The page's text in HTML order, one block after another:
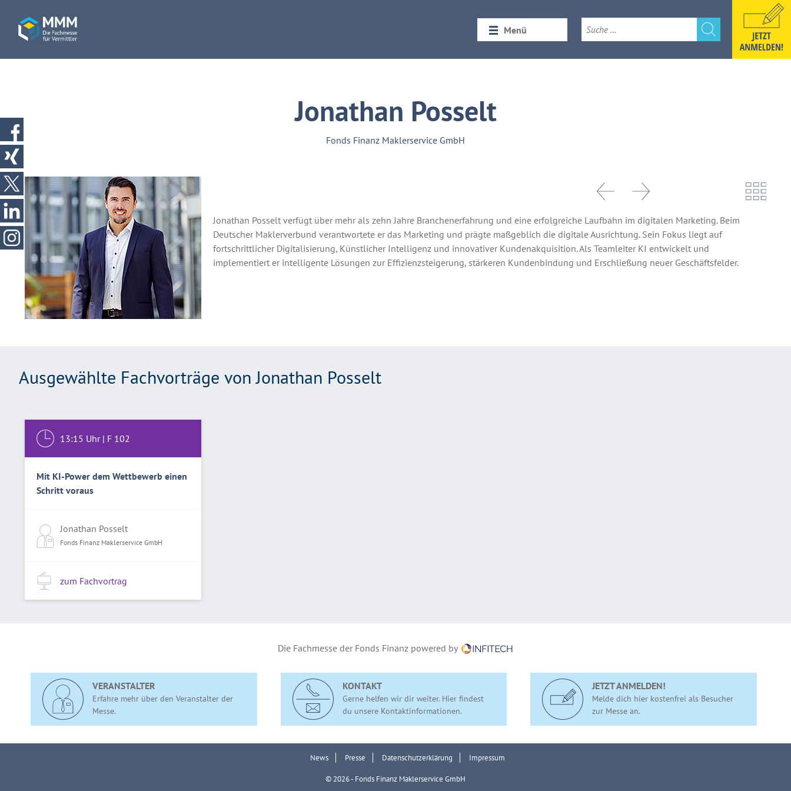
Menü
Jonathan Posselt
Fonds Finanz Maklerservice GmbH
Jonathan Posselt verfügt über mehr als zehn Jahre Branchenerfahrung und eine erfolgreiche Laufbahn im digitalen Marketing. Beim
Deutscher Maklerverbund verantwortete er das Marketing und prägte maßgeblich die digitale Ausrichtung. Sein Fokus liegt auf
fortschrittlicher Digitalisierung, Künstlicher Intelligenz und innovativer Kundenakquisition. Als Teamleiter KI entwickelt und
implementiert er intelligente Lösungen zur Effizienzsteigerung, stärkeren Kundenbindung und Erschließung neuer Geschäftsfelder.
Ausgewählte Fachvorträge von Jonathan Posselt
13:15 Uhr | F 102
Mit KI-Power dem Wettbewerb einen
Schritt voraus
Jonathan Posselt
Fonds Finanz Maklerservice GmbH
zum Fachvortrag
Die Fachmesse der Fonds Finanz powered by
VERANSTALTER
Erfahre mehr über den Veranstalter der
Messe.
KONTAKT
Gerne helfen wir dir weiter. Hier findest
du unsere Kontaktinformationen.
JETZT ANMELDEN!
Melde dich hier kostenfrei als Besucher
zur Messe an.
News Presse Datenschutzerklärung Impressum
© 2026 - Fonds Finanz Maklerservice GmbH